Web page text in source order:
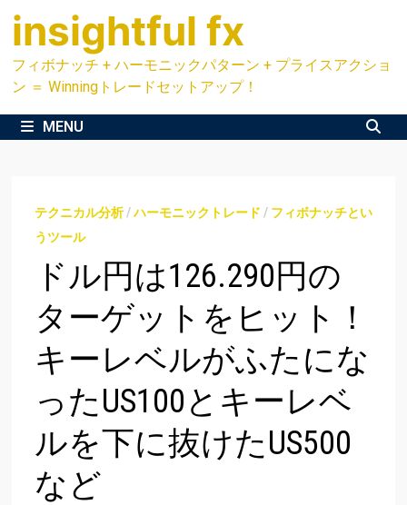
Skip
content
insightful fx
フィボナッチ + ハーモニックパターン + プライスアクショ
ン ＝ Winningトレードセットアップ！
MENU
テクニカル分析/ハーモニックトレード / フィボナッチとい
うツール
ドル円は126.290円の
ターゲットをヒット！
キーレベルがふたにな
ったUS100とキーレベ
ルを下に抜けたUS500
など